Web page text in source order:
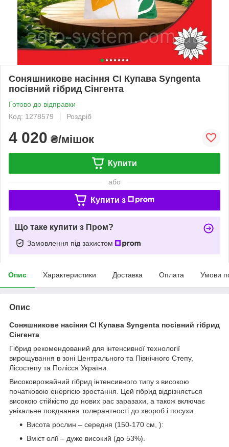
Соняшникове насіння СІ Купава Syngenta
посівний гібрид Сінгента
Готово до відправки
Код: 1278579
Роздріб
4 020 ₴/мішок
Купити
або
Купити з
Що таке купити з Пром?
Замовлення під захистом
Опис Характеристики Доставка Оплата Умови
Опис
Соняшникове насіння СІ Купава Syngenta посівний гібрид
Сінгента
Гібрид рекомендований для інтенсивної технології
вирощування в зоні Центрального та Північного Степу,
Лісостепу та Полісся України.
Високоврожайний гібрид інтенсивного типу з високою
початковою енергією зростання. Цей гібрид відрізняється
високою стійкістю до нових рас заразахи, а також включає
унікальне поєднання толерантності до хвороб і посухи.
Висота рослин – середня (150-170 см, ):
Вміст олії – дуже високий (до 53%).